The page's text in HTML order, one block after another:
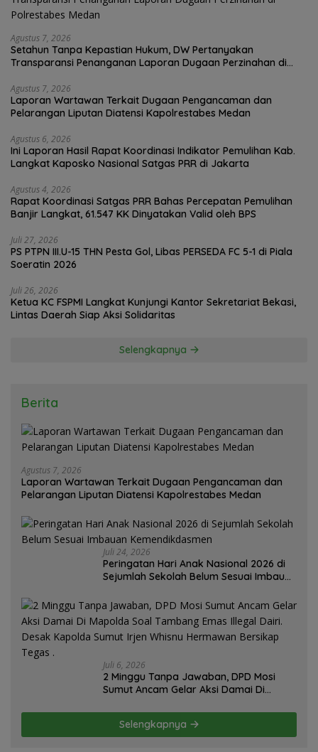
Agustus 7, 2026
Setahun Tanpa Kepastian Hukum, DW Pertanyakan
Transparansi Penanganan Laporan Dugaan Perzinahan di
Agustus 7, 2026
Laporan Wartawan Terkait Dugaan Pengancaman dan
Pelarangan Liputan Diatensi Kapolrestabes Medan
Agustus 6, 2026
Ini Laporan Hasil Rapat Koordinasi Indikator Pemulihan Kab.
Langkat Kaposko Nasional Satgas PRR di Jakarta
Agustus 4, 2026
Rapat Koordinasi Satgas PRR Bahas Percepatan Pemulihan
Banjir Langkat, 61.547 KK Dinyatakan Valid oleh BPS
Juli 27, 2026
PS PTPN III.U-15 THN Pesta Gol, Libas PERSEDA FC 5-1 di Piala
Soeratin 2026
Juli 26, 2026
Ketua KC FSPMI Langkat Kunjungi Kantor Sekretariat Bekasi,
Lintas Daerah Siap Aksi Solidaritas
Selengkapnya
Berita
Agustus 7, 2026
Laporan Wartawan Terkait Dugaan Pengancaman dan
Pelarangan Liputan Diatensi Kapolrestabes Medan
Juli 24, 2026
Peringatan Hari Anak Nasional 2026 di
Sejumlah Sekolah Belum Sesuai Imbauan
Juli 6, 2026
2 Minggu Tanpa Jawaban, DPD Mosi
Sumut Ancam Gelar Aksi Damai Di
Dairi. Desak Kapolda Sumut Irjen
Whisnu Hermawan Bersikap Tegas .
Selengkapnya